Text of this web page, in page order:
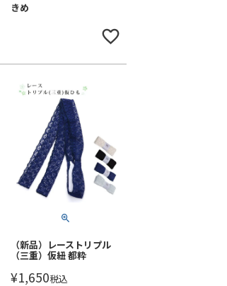
きめ
（新品）レーストリプル
（三重）仮紐 都粋
¥1,650税込